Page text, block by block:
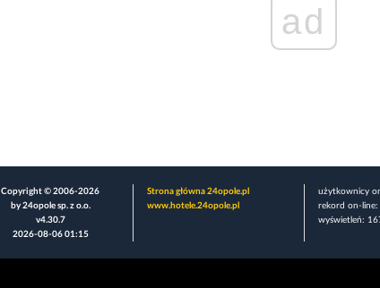
ad
Copyright © 2006-2026
by 24opole sp. z o.o.
v4.30.7
2026-08-06 01:15
Strona główna 24opole.pl
www.hotele.24opole.pl
użytkownicy
rekord on-
wyświetleń: